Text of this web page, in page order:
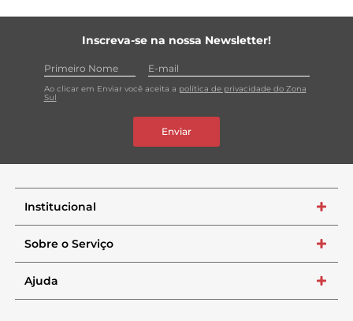
Inscreva-se na nossa Newsletter!
Ao clicar em Enviar você aceita a política de privacidade do Zona
Sul
Enviar
Institucional +
Sobre o Serviço +
Ajuda +